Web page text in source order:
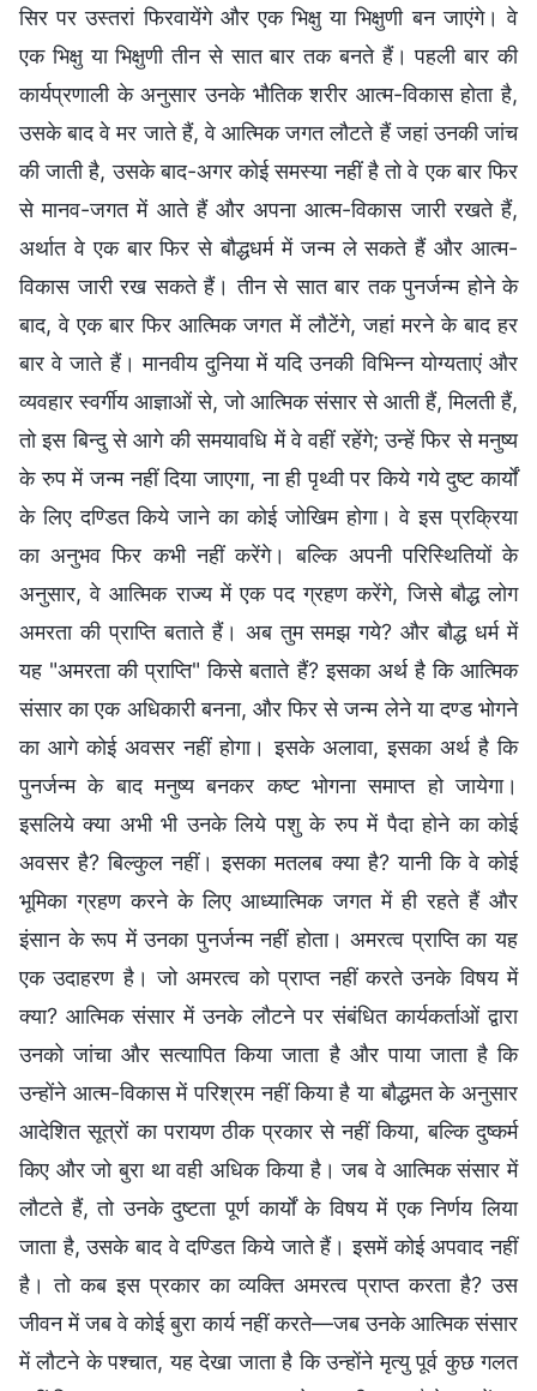
सिर पर उस्तरां फिरवायेंगे और एक भिक्षु या भिक्षुणी बन जाएंगे। वे
एक भिक्षु या भिक्षुणी तीन से सात बार तक बनते हैं। पहली बार की
कार्यप्रणाली के अनुसार उनके भौतिक शरीर आत्म-विकास होता है,
उसके बाद वे मर जाते हैं, वे आत्मिक जगत लौटते हैं जहां उनकी जांच
की जाती है, उसके बाद-अगर कोई समस्या नहीं है तो वे एक बार फिर
से मानव-जगत में आते हैं और अपना आत्म-विकास जारी रखते हैं,
अर्थात वे एक बार फिर से बौद्धधर्म में जन्म ले सकते हैं और आत्म-
विकास जारी रख सकते हैं। तीन से सात बार तक पुनर्जन्म होने के
बाद, वे एक बार फिर आत्मिक जगत में लौटेंगे, जहां मरने के बाद हर
बार वे जाते हैं। मानवीय दुनिया में यदि उनकी विभिन्न योग्यताएं और
व्यवहार स्वर्गीय आज्ञाओं से, जो आत्मिक संसार से आती हैं, मिलती हैं,
तो इस बिन्दु से आगे की समयावधि में वे वहीं रहेंगे; उन्हें फिर से मनुष्य
के रुप में जन्म नहीं दिया जाएगा, ना ही पृथ्वी पर किये गये दुष्ट कार्यों
के लिए दण्डित किये जाने का कोई जोखिम होगा। वे इस प्रक्रिया
का अनुभव फिर कभी नहीं करेंगे। बल्कि अपनी परिस्थितियों के
अनुसार, वे आत्मिक राज्य में एक पद ग्रहण करेंगे, जिसे बौद्ध लोग
अमरता की प्राप्ति बताते हैं। अब तुम समझ गये? और बौद्ध धर्म में
यह "अमरता की प्राप्ति" किसे बताते हैं? इसका अर्थ है कि आत्मिक
संसार का एक अधिकारी बनना, और फिर से जन्म लेने या दण्ड भोगने
का आगे कोई अवसर नहीं होगा। इसके अलावा, इसका अर्थ है कि
पुनर्जन्म के बाद मनुष्य बनकर कष्ट भोगना समाप्त हो जायेगा।
इसलिये क्या अभी भी उनके लिये पशु के रुप में पैदा होने का कोई
अवसर है? बिल्कुल नहीं। इसका मतलब क्या है? यानी कि वे कोई
भूमिका ग्रहण करने के लिए आध्यात्मिक जगत में ही रहते हैं और
इंसान के रूप में उनका पुनर्जन्म नहीं होता। अमरत्व प्राप्ति का यह
एक उदाहरण है। जो अमरत्व को प्राप्त नहीं करते उनके विषय में
क्या? आत्मिक संसार में उनके लौटने पर संबंधित कार्यकर्ताओं द्वारा
उनको जांचा और सत्यापित किया जाता है और पाया जाता है कि
उन्होंने आत्म-विकास में परिश्रम नहीं किया है या बौद्धमत के अनुसार
आदेशित सूत्रों का परायण ठीक प्रकार से नहीं किया, बल्कि दुष्कर्म
किए और जो बुरा था वही अधिक किया है। जब वे आत्मिक संसार में
लौटते हैं, तो उनके दुष्टता पूर्ण कार्यों के विषय में एक निर्णय लिया
जाता है, उसके बाद वे दण्डित किये जाते हैं। इसमें कोई अपवाद नहीं
है। तो कब इस प्रकार का व्यक्ति अमरत्व प्राप्त करता है? उस
जीवन में जब वे कोई बुरा कार्य नहीं करते—जब उनके आत्मिक संसार
में लौटने के पश्चात, यह देखा जाता है कि उन्होंने मृत्यु पूर्व कुछ गलत